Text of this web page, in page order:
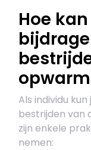
Hoe
Als individu
bestrijden van
zijn enkele
nemen: